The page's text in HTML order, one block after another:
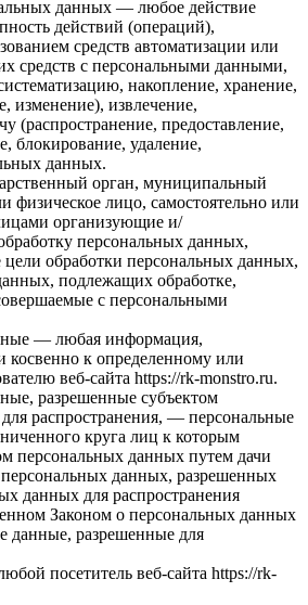
данных — любое действие
действий (операций),
средств автоматизации или
средств с персональными данными,
накопление, хранение,
изменение), извлечение,
(распространение, предоставление,
блокирование, удаление,
данных.
орган, муниципальный
физическое лицо, самостоятельно или
организующие и/
персональных данных,
обработки персональных данных,
подлежащих обработке,
с персональными
— любая информация,
косвенно к определенному или
веб-сайта https://rk-monstro.ru.
разрешенные субъектом
распространения, — персональные
круга лиц к которым
персональных данных путем дачи
персональных данных, разрешенных
данных для распространения
Законом о персональных данных
данные, разрешенные для
посетитель веб-сайта https://rk-